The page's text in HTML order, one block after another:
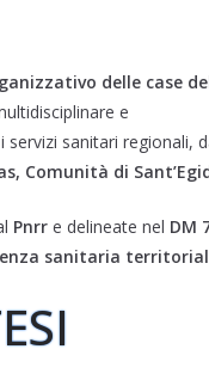
delle case
e
sanitari regionali,
Comunità di
Pnrr e delineate nel DM
sanitaria